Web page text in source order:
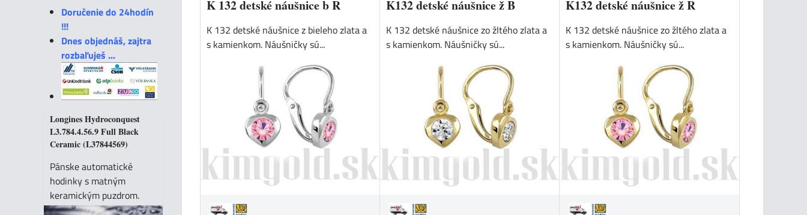
K 132 detské náušnice b R
K 132 detské náušnice z bieleho zlata a
s kamienkom. Náušničky sú...
K132 detské náušnice ž B
K 132 detské náušnice zo žltého zlata a
s kamienkom. Náušničky sú...
K132 detské náušnice ž R
K 132 detské náušnice zo žltého zlata a
s kamienkom. Náušničky sú...
Doručenie do 24hodín
!!!
Dnes objednáš, zajtra
rozbaľuješ ...
Longines Hydroconquest
L3.784.4.56.9 Full Black
Ceramic (L37844569)
Pánske automatické
hodinky s matným
keramickým puzdrom.